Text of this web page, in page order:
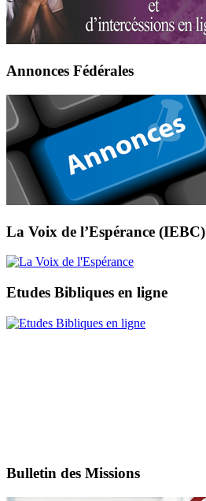
Annonces Fédérales
La Voix de l’Espérance (IEBC)
Etudes Bibliques en ligne
Bulletin des Missions